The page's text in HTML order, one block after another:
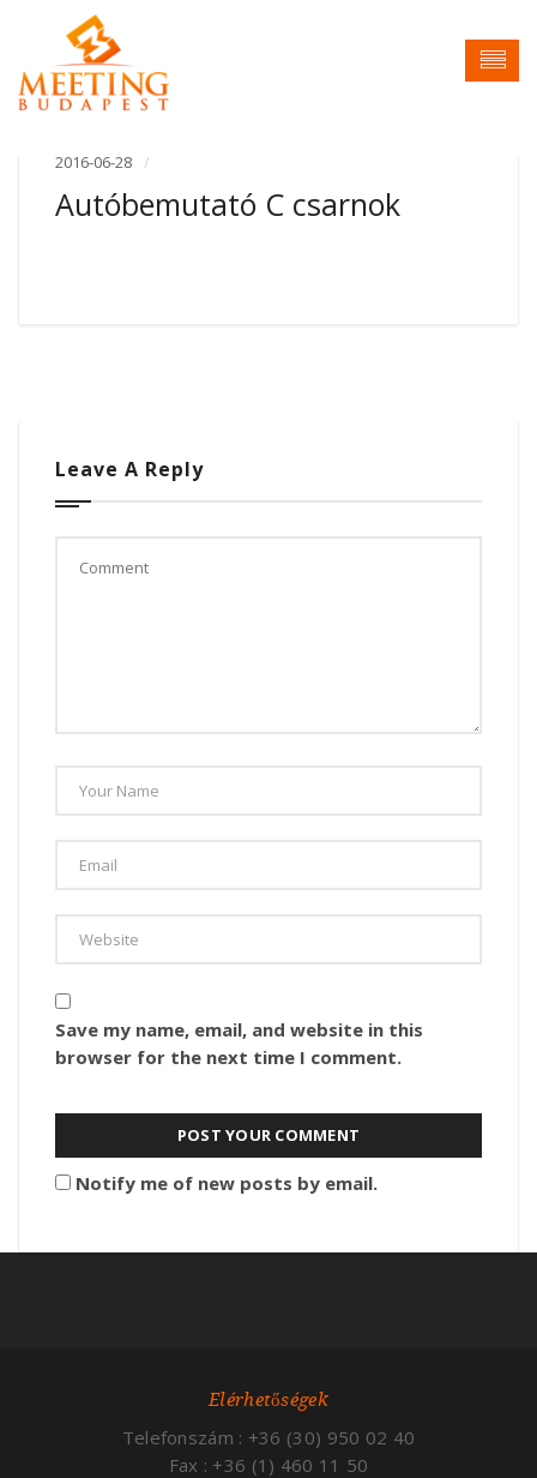
2016-06-28
Autóbemutató C csarnok
Leave A Reply
Save my name, email, and website in this
browser for the next time I comment.
Notify me of new posts by email.
Elérhetőségek
Telefonszám : +36 (30) 950 02 40
Fax : +36 (1) 460 11 50